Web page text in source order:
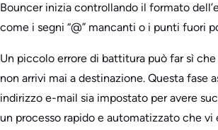
Bouncer inizia controllando il formato
come i segni “@” mancanti o i punti fuori
Un piccolo errore di battitura può far sì
non arrivi mai a destinazione. Questa fase
indirizzo e-mail sia impostato per avere
un processo rapido e automatizzato che vi